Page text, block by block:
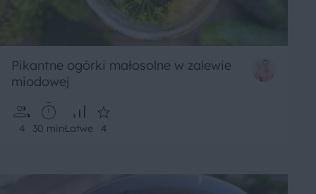
Pikantne ogórki małosolne w zalewie
miodowej
4 30 minŁatwe 4